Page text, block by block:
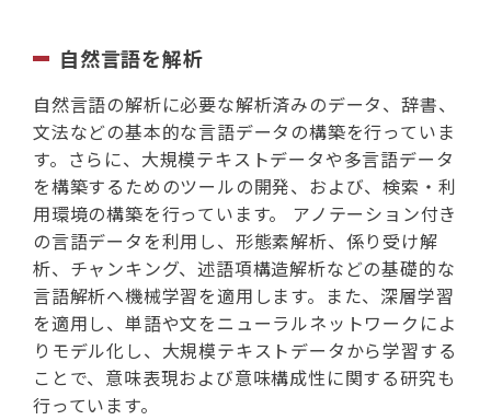
自然言語を解析
自然言語の解析に必要な解析済みのデータ、辞書、
文法などの基本的な言語データの構築を行っていま
す。さらに、大規模テキストデータや多言語データ
を構築するためのツールの開発、および、検索・利
用環境の構築を行っています。 アノテーション付き
の言語データを利用し、形態素解析、係り受け解
析、チャンキング、述語項構造解析などの基礎的な
言語解析へ機械学習を適用します。また、深層学習
を適用し、単語や文をニューラルネットワークによ
りモデル化し、大規模テキストデータから学習する
ことで、意味表現および意味構成性に関する研究も
行っています。